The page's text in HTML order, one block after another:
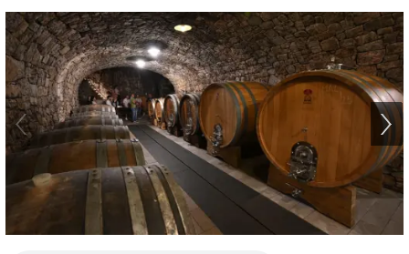
Uredništvo
Oglasi
Založnik
Zadruga PD
Naročnine